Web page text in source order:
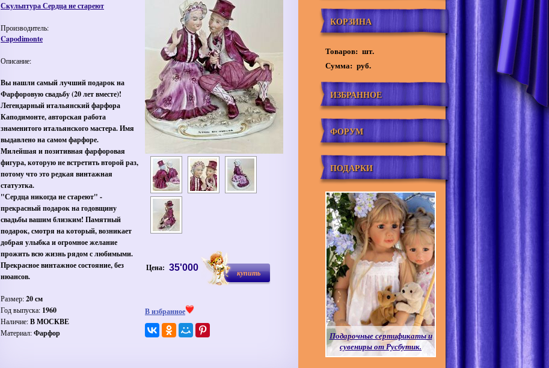
Скульптура Сердца не стареют
Производитель:
Capodimonte
Описание:
Вы нашли самый лучший подарок на
Фарфоровую свадьбу (20 лет вместе)!
Легендарный итальянский фарфора
Каподимонте, авторская работа
знаменитого итальянского мастера. Имя
выдавлено на самом фарфоре.
Милейшая и позитивная фарфоровая
фигура, которую не встретить второй раз,
потому что это редкая винтажная
статуэтка.
"Сердца никогда не стареют" -
прекрасный подарок на годовщину
свадьбы вашим близким! Памятный
подарок, смотря на который, возникает
добрая улыбка и огромное желание
прожить всю жизнь рядом с любимыми.
Прекрасное винтажное состояние, без
нюансов.
Размер:20 см
Год выпуска: 1960
Наличие:В МОСКВЕ
Материал:Фарфор
Цена: 35'000
купить
В избранное
КОРЗИНА
Товаров: шт.
Сумма: руб.
ИЗБРАННОЕ
ФОРУМ
ПОДАРКИ
Подарочные сертификаты и
сувениры от Русбутик.